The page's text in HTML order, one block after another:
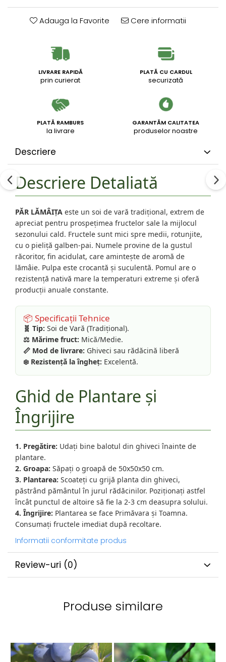
Adauga la Favorite Cere informatii
LIVRARE RAPIDĂ
prin curierat
PLATĂ CU CARDUL
securizată
PLATĂ RAMBURS
la livrare
GARANTĂM CALITATEA
produselor noastre
Descriere
Descriere Detaliată
PĂR LĂMÂIȚA este un soi de vară tradițional, extrem de
apreciat pentru prospețimea fructelor sale la mijlocul
sezonului cald. Fructele sunt mici spre medii, rotunjite,
cu o pieliță galben-pai. Numele provine de la gustul
răcoritor, fin acidulat, care amintește de aromă de
lămâie. Pulpa este crocantă și suculentă. Pomul are o
rezistență nativă mare la temperaturi extreme și oferă
producții anuale constante.
📦 Specificații Tehnice
🧬 Tip: Soi de Vară (Tradițional).
⚖️ Mărime fruct: Mică/Medie.
📏 Mod de livrare: Ghiveci sau rădăcină liberă
❄️ Rezistență la îngheț: Excelentă.
Ghid de Plantare și
Îngrijire
1. Pregătire: Udați bine balotul din ghiveci înainte de
plantare.
2. Groapa: Săpați o groapă de 50x50x50 cm.
3. Plantarea: Scoateți cu grijă planta din ghiveci,
păstrând pământul în jurul rădăcinilor. Poziționați astfel
încât punctul de altoire să fie la 2-3 cm deasupra solului.
4. Îngrijire: Plantarea se face Primăvara și Toamna.
Consumați fructele imediat după recoltare.
Informatii conformitate produs
Review-uri (0)
Produse similare